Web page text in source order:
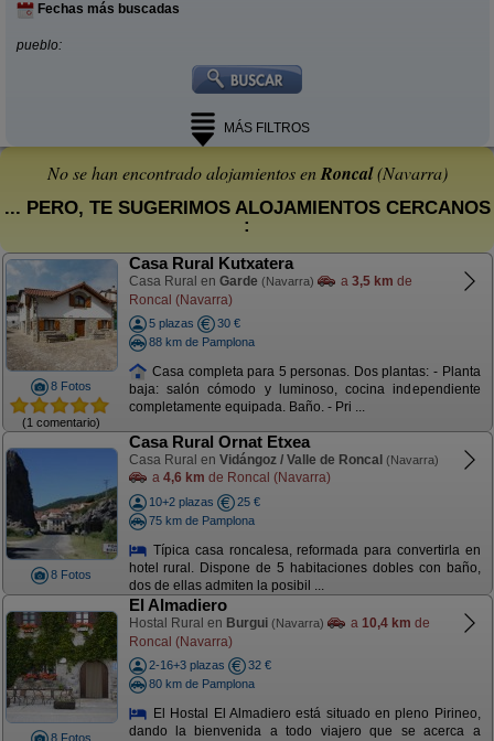
Fechas más buscadas
pueblo:
MÁS FILTROS
No se han encontrado alojamientos enRoncal(Navarra)
... PERO, TE SUGERIMOS ALOJAMIENTOS CERCANOS
:
8 Fotos
(1 comentario)
Casa Rural Kutxatera
Casa Rural en Garde (Navarra) a 3,5 km de
Roncal (Navarra)
5 plazas
30 €
88 km de Pamplona
Casa completa para 5 personas. Dos plantas: - Planta
baja: salón cómodo y luminoso, cocina independiente
completamente equipada. Baño. - Pri ...
8 Fotos
Casa Rural Ornat Etxea
Casa Rural en Vidángoz / Valle de Roncal (Navarra)
a 4,6 km de Roncal (Navarra)
10+2 plazas
25 €
75 km de Pamplona
Típica casa roncalesa, reformada para convertirla en
hotel rural. Dispone de 5 habitaciones dobles con baño,
dos de ellas admiten la posibil ...
8 Fotos
El Almadiero
Hostal Rural en Burgui (Navarra) a 10,4 km de
Roncal (Navarra)
2-16+3 plazas
32 €
80 km de Pamplona
El Hostal El Almadiero está situado en pleno Pirineo,
dando la bienvenida a todo viajero que se acerca a